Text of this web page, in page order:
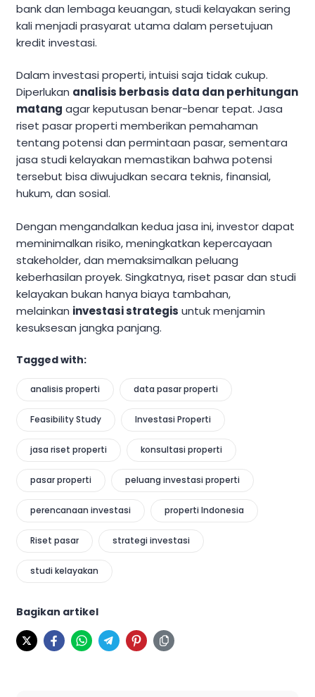
bank dan lembaga keuangan, studi kelayakan sering
kali menjadi prasyarat utama dalam persetujuan
kredit investasi.
Dalam investasi properti, intuisi saja tidak cukup.
Diperlukan analisis berbasis data dan perhitungan
matang agar keputusan benar-benar tepat. Jasa
riset pasar properti memberikan pemahaman
tentang potensi dan permintaan pasar, sementara
jasa studi kelayakan memastikan bahwa potensi
tersebut bisa diwujudkan secara teknis, finansial,
hukum, dan sosial.
Dengan mengandalkan kedua jasa ini, investor dapat
meminimalkan risiko, meningkatkan kepercayaan
stakeholder, dan memaksimalkan peluang
keberhasilan proyek. Singkatnya, riset pasar dan studi
kelayakan bukan hanya biaya tambahan,
melainkan investasi strategis untuk menjamin
kesuksesan jangka panjang.
Tagged with:
analisis properti data pasar properti
Feasibility Study Investasi Properti
jasa riset properti konsultasi properti
pasar properti peluang investasi properti
perencanaan investasi properti Indonesia
Riset pasar strategi investasi
studi kelayakan
Bagikan artikel